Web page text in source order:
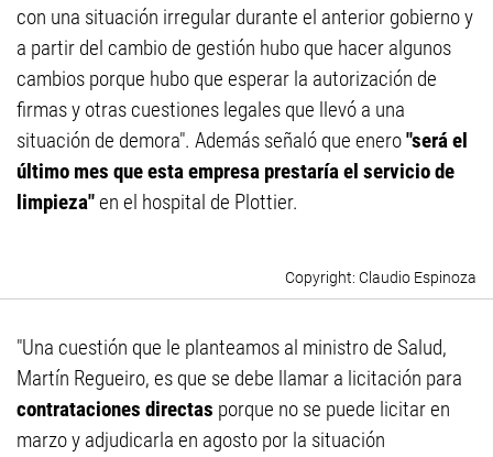
con una situación irregular durante el anterior gobierno y
a partir del cambio de gestión hubo que hacer algunos
cambios porque hubo que esperar la autorización de
firmas y otras cuestiones legales que llevó a una
situación de demora". Además señaló que enero"será el
último mes que esta empresa prestaría el servicio de
limpieza"en el hospital de Plottier.
Claudio Espinoza
"Una cuestión que le planteamos al ministro de Salud,
Martín Regueiro, es que se debe llamar a licitación para
contrataciones directas porque no se puede licitar en
marzo y adjudicarla en agosto por la situación